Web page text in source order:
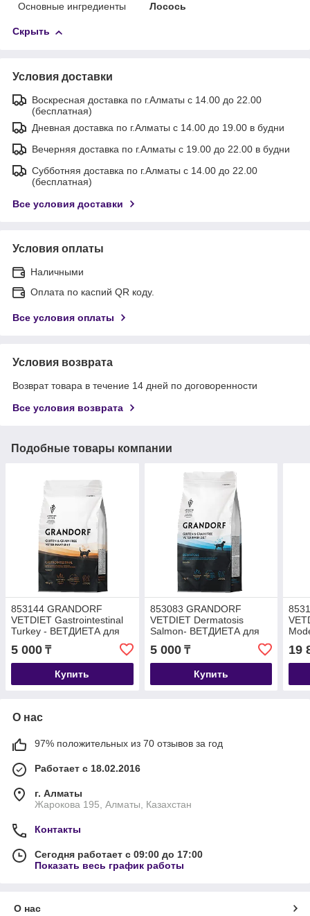
Основные ингредиенты
Лосось
Скрыть
Условия доставки
Воскресная доставка по г.Алматы с 14.00 до 22.00
(бесплатная)
Дневная доставка по г.Алматы с 14.00 до 19.00 в будни
Вечерняя доставка по г.Алматы с 19.00 до 22.00 в будни
Субботняя доставка по г.Алматы с 14.00 до 22.00
(бесплатная)
Все условия доставки
Условия оплаты
Наличными
Оплата по каспий QR коду.
Все условия оплаты
Условия возврата
Возврат товара в течение 14 дней по договоренности
Все условия возврата
Подобные товары компании
853144 GRANDORF
VETDIET Gastrointestinal
Turkey - ВЕТДИЕТА для
кошек с проблемами ЖКТ,
уп.400гр.
5 000 ₸
Купить
853083 GRANDORF
VETDIET Dermatosis
Salmon- ВЕТДИЕТА для
уп.1 кг.
5 000₸
Купить
19
О нас
97% положительных из 70 отзывов за год
Работает с 18.02.2016
г. Алматы
Жарокова 195, Алматы, Казахстан
Контакты
Сегодня работает с 09:00 до 17:00
Показать весь график работы
О нас